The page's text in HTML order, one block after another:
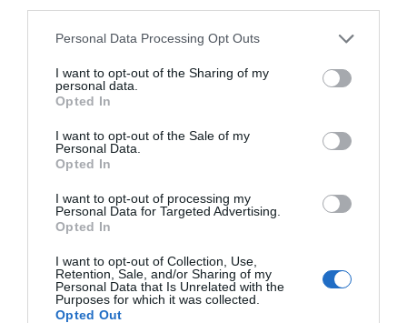
Personal Data Processing Opt Outs
I want to opt-out of the Sharing of my
personal data.
Opted In
I want to opt-out of the Sale of my
Personal Data.
Opted In
I want to opt-out of processing my
Personal Data for Targeted Advertising.
Opted In
I want to opt-out of Collection, Use,
Retention, Sale, and/or Sharing of my
Personal Data that Is Unrelated with the
Purposes for which it was collected.
Opted Out